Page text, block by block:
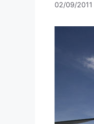
02/09/2011